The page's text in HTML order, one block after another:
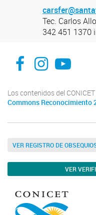
Tec. Carlos
342 451 1370
facebook
instagram
Los contenidos del
Commons Reconocimiento
VER REGISTRO DE
VER